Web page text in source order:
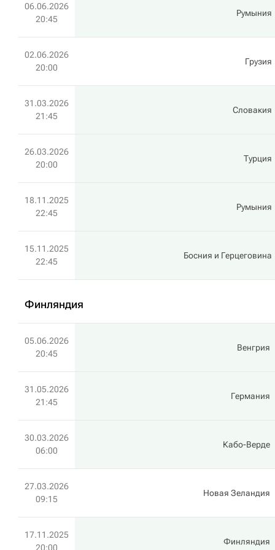
06.06.2026
20:45
Румыния
02.06.2026
20:00
Грузия
31.03.2026
21:45
Словакия
26.03.2026
20:00
Турция
18.11.2025
22:45
Румыния
15.11.2025
22:45
Босния и Герцеговина
Финляндия
05.06.2026
20:45
Венгрия
31.05.2026
21:45
Германия
30.03.2026
06:00
Кабо-Верде
27.03.2026
09:15
Новая Зеландия
17.11.2025
20:00
Финляндия